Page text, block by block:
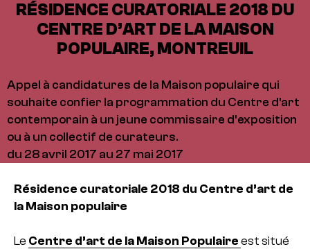
RÉSIDENCE CURATORIALE 2018 DU
CENTRE D’ART DE LA MAISON
POPULAIRE, MONTREUIL
Appel à candidatures de la Maison populaire qui
souhaite confier la programmation du Centre d'art
contemporain à un jeune commissaire d'exposition
ou à un collectif de curateurs.
du 28 avril 2017 au 27 mai 2017
Résidence curatoriale 2018 du Centre d’art de
la Maison populaire
Le Centre d’art de la Maison Populaire est situé